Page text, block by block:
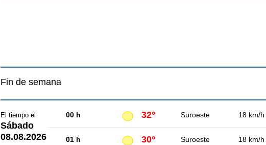
Fin de semana
El tiempo el
Sábado
08.08.2026
00 h 32° Suroeste 18 km/h
01 h 30° Suroeste 18 km/h